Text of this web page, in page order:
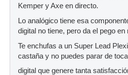
Kemper y Axe en directo.
Lo analógico tiene esa
digital no tiene, pero da el pego
Te enchufas a un Super Lead
castaña y no puedes parar de
digital que genere tanta